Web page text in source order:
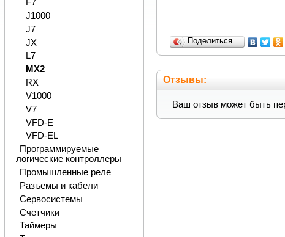
Поделиться…
Отзывы:
Ваш отзыв может быть
F7
J1000
J7
JX
L7
MX2
RX
V1000
V7
VFD-E
VFD-EL
Программируемые
логические контроллеры
Промышленные реле
Разъемы и кабели
Сервосистемы
Счетчики
Таймеры